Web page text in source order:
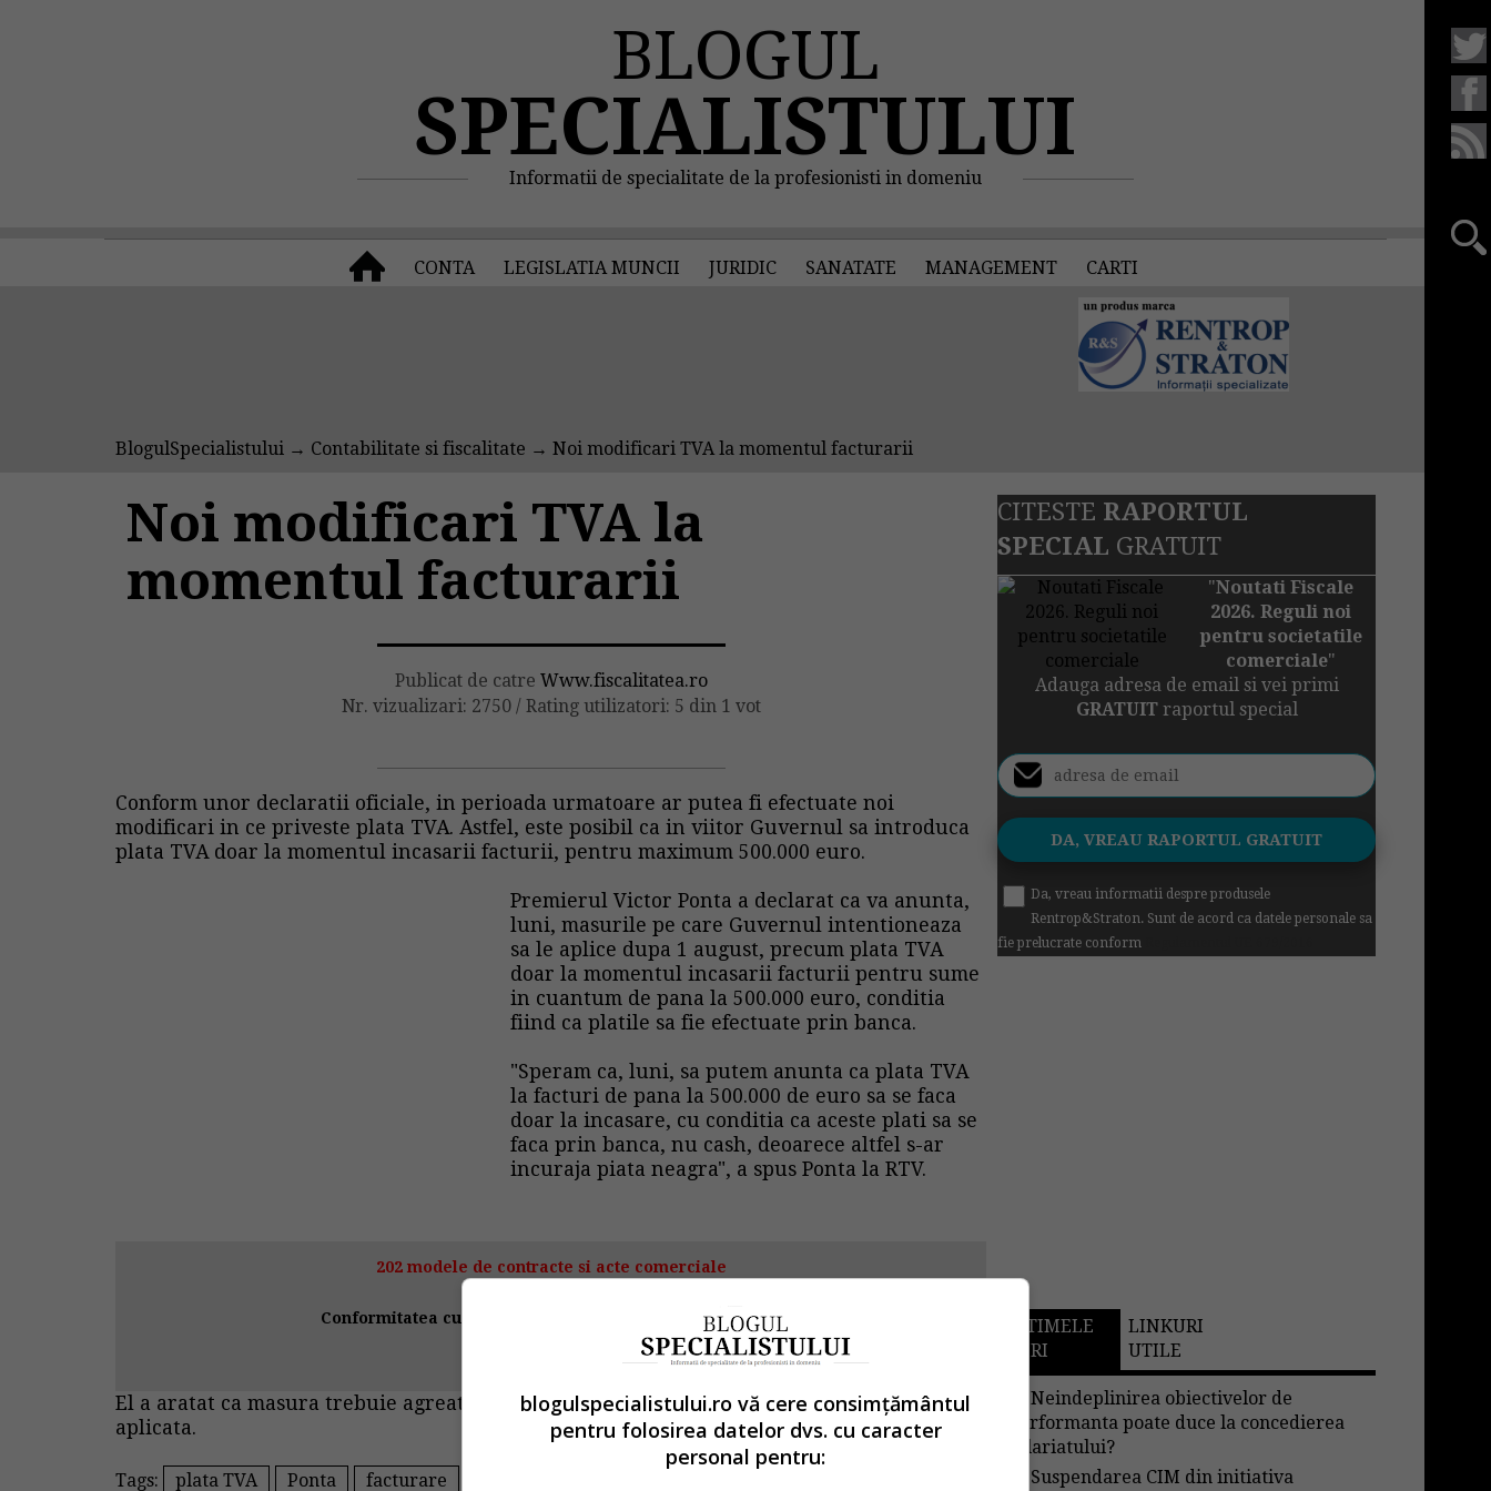
BLOGUL
SPECIALISTULUI
Informatii de specialitate de la profesionisti in domeniu
CONTA LEGISLATIA MUNCII JURIDIC SANATATE MANAGEMENT CARTI
BlogulSpecialistului → Contabilitate si fiscalitate → Noi modificari TVA la momentul facturarii
Noi modificari TVA la
momentul facturarii
Publicat de catre Www.fiscalitatea.ro
Nr. vizualizari: 2750/ Rating utilizatori: 5 din 1 vot
Conform unor declaratii oficiale, in perioada urmatoare ar putea fi efectuate noi
modificari in ce priveste plata TVA. Astfel, este posibil ca in viitor Guvernul sa introduca
plata TVAdoar la momentul incasarii facturii, pentru maximum 500.000 euro.
Premierul Victor Ponta a declarat ca va anunta,
luni, masurile pe care Guvernul intentioneaza
sa le aplice dupa 1 august, precum plata TVA
doar la momentul incasarii facturii pentru sume
in cuantum de pana la 500.000 euro, conditia
fiind ca platile sa fie efectuate prin banca.
"Speram ca, luni, sa putem anunta ca plata TVA
la facturi de pana la 500.000 de euro sa se faca
doar la incasare, cu conditia ca aceste plati sa se
faca prin banca, nu cash, deoarece altfel s-ar
incuraja piata neagra", a spus Ponta la RTV.
202 modele de contracte si acte comerciale
Conformitatea cu Noul Cod civil si GDPR 100% asigurata!
<<
El a aratat ca masura trebuie agreata si de Fondul Monetar International pentru a fi
aplicata.
Tags: plata TVA Ponta facturare
CITESTE RAPORTUL
SPECIAL GRATUIT
"Noutati Fiscale
2026. Reguli noi
pentru societatile
comerciale"
Adauga adresa de email si vei primi
GRATUITraportul special
Da, vreau informatii despre produsele
Rentrop&Straton. Sunt de acord ca datele personale sa
fie prelucrate conform
ULTIMELE
STIRI
LINKURI
UTILE
→Neindeplinirea obiectivelor de
performanta poate duce la concedierea
salariatului?
Suspendarea CIM din initiativa
blogulspecialistului.ro vă cere consimțământul
pentru folosirea datelor dvs. cu caracter
personal pentru: